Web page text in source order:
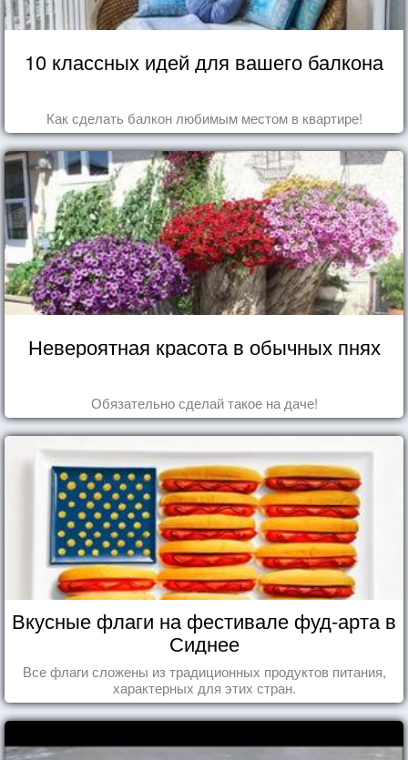
10 классных идей для вашего балкона
Как сделать балкон любимым местом в квартире!
Невероятная красота в обычных пнях
Обязательно сделай такое на даче!
Вкусные флаги на фестивале фуд-арта в
Сиднее
Все флаги сложены из традиционных продуктов питания,
характерных для этих стран.